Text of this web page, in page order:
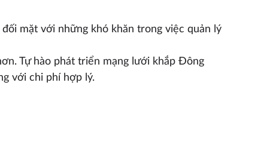
mặt với những khó khăn trong việc quản lý
Tự hào phát triển mạng lưới khắp Đông
với chi phí hợp lý.